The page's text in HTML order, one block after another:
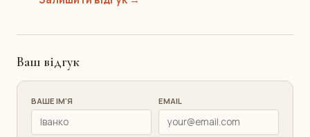
Ваш відгук
ВАШЕ ІМ'Я EMAIL